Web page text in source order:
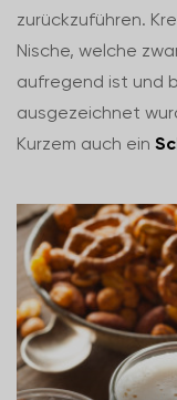
zurückzuführen.
Nische, welche
aufregend ist und
ausgezeichnet
Kurzem auch ein